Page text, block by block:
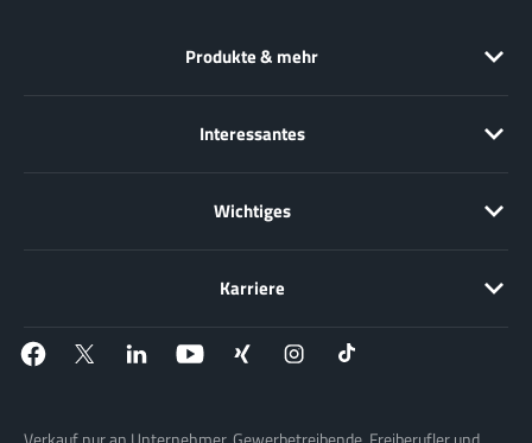
Produkte & mehr
Interessantes
Wichtiges
Karriere